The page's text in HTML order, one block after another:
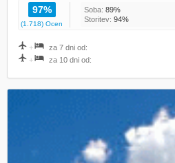
97%
(1.718) Ocen
Soba: 89%
Storitev: 94%
+ za 7 dni od:
+ za 10 dni od: